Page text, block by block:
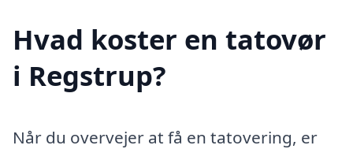
Hvad koster en tatovør
i Regstrup?
Når du overvejer at få en tatovering, er